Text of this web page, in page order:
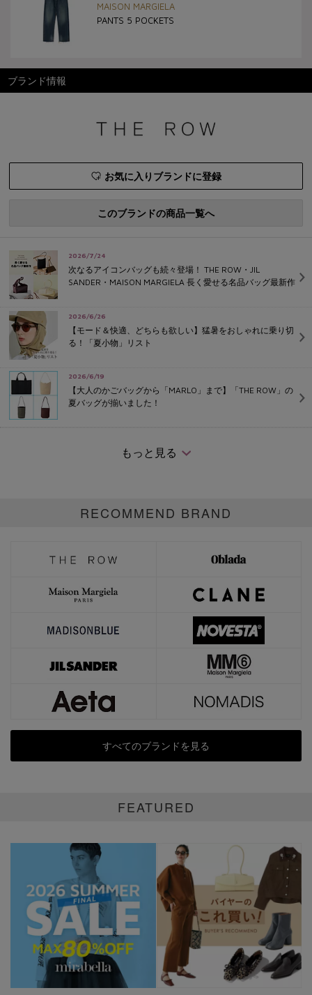
MAISON MARGIELA
PANTS 5 POCKETS
ブランド情報
お気に入りブランドに登録
このブランドの商品一覧へ
2026/7/24
次なるアイコンバッグも続々登場！ THE ROW・JIL
SANDER・MAISON MARGIELA 長く愛せる名品バッグ最新作
2026/6/26
【モード＆快適、どちらも欲しい】猛暑をおしゃれに乗り切
る！「夏小物」リスト
2026/6/19
【大人のかごバッグから「MARLO」まで】「THE ROW」の
夏バッグが揃いました！
【水濡れ／梅雨寒／ジメジメ湿気】６月をモードに乗り切る
もっと見る
RECOMMEND BRAND
すべてのブランドを見る
FEATURED